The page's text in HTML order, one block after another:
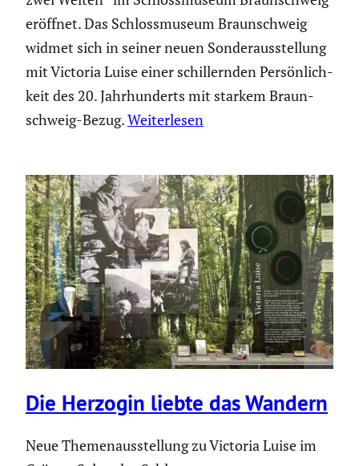
eröffnet. Das Schloss­mu­seum Braun­schweig
widmet sich in seiner neuen Sonder­aus­stel­lung
mit Victoria Luise einer schil­lernden Persön­lich­
keit des 20. Jahrhun­derts mit starkem Braun­
schweig-Bezug.Weiterlesen
Die Herzogin liebte das Wandern
Neue Themenausstellung zu Victoria Luise im